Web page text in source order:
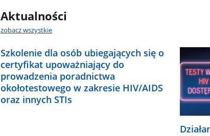
Aktualności
zobacz wszystkie
Szkolenie dla osób ubiegających się o
certyfikat upoważniający do
prowadzenia poradnictwa
okołotestowego w zakresie HIV/AIDS
oraz innych STIs